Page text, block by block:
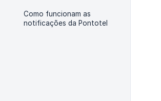
Como funcionam as
notificações da Pontotel